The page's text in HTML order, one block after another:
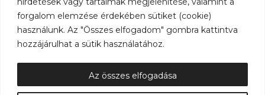
forgalom elemzése érdekében sütiket (cookie)
használunk. Az "Összes elfogadom" gombra kattintva
hozzájárulhat a sütik használatához.
Az összes elfogadása